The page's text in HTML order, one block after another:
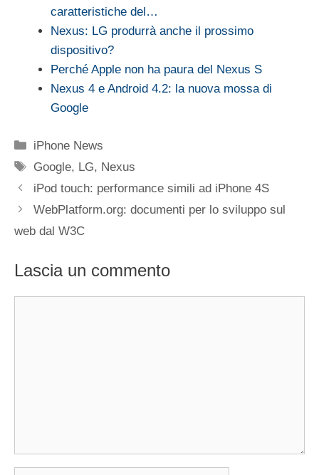
caratteristiche del…
Nexus: LG produrrà anche il prossimo
dispositivo?
Perché Apple non ha paura del Nexus S
Nexus 4 e Android 4.2: la nuova mossa di
Google
Categorie
iPhone News
Tag
Google, LG, Nexus
iPod touch: performance simili ad iPhone 4S
WebPlatform.org: documenti per lo sviluppo sul
web dal W3C
Lascia un commento